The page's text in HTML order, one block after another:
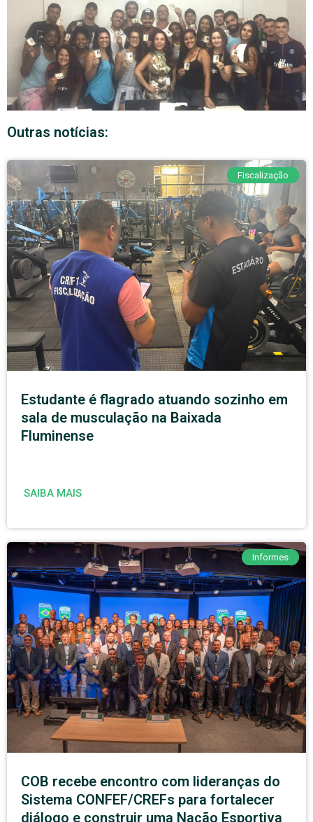
Outras notícias:
Fiscalização
Estudante é flagrado atuando sozinho em
sala de musculação na Baixada
Fluminense
SAIBA MAIS
Informes
COB recebe encontro com lideranças do
Sistema CONFEF/CREFs para fortalecer
diálogo e construir uma Nação Esportiva